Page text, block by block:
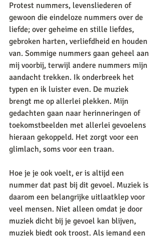
Protest nummers, levensliederen of
gewoon die eindeloze nummers over de
liefde; over geheime en stille liefdes,
gebroken harten, verliefdheid en houden
van. Sommige nummers gaan geheel aan
mij voorbij, terwijl andere nummers mijn
aandacht trekken. Ik onderbreek het
typen en ik luister even. De muziek
brengt me op allerlei plekken. Mijn
gedachten gaan naar herinneringen of
toekomstbeelden met allerlei gevoelens
hieraan gekoppeld. Het zorgt voor een
glimlach, soms voor een traan.
Hoe je je ook voelt, er is altijd een
nummer dat past bij dit gevoel. Muziek is
daarom een belangrijke uitlaatklep voor
veel mensen. Niet alleen omdat je door
muziek dicht bij je gevoel kan blijven,
muziek biedt ook troost. Als iemand een